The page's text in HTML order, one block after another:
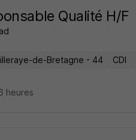
Qualité H/F
de-Bretagne - 44 CDI
heures